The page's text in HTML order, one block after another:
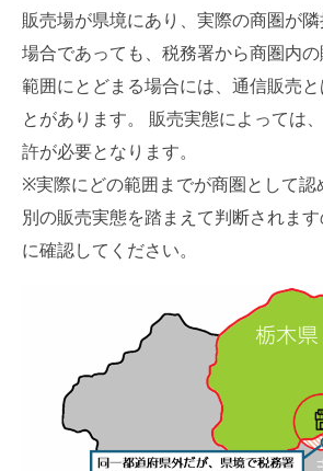
販売場が県境にあり、実際の商圏が
場合であっても、税務署から商圏内
範囲にとどまる場合には、通信販売と
とがあります。 販売実態によっては
許が必要となります。
※実際にどの範囲までが商圏として認
別の販売実態を踏まえて判断されま
に確認してください。